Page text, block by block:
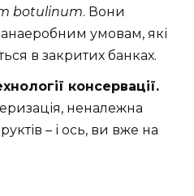
botulinum. Вони
умовам, які
в закритих банках.
консервації.
неналежна
– і ось, ви вже на